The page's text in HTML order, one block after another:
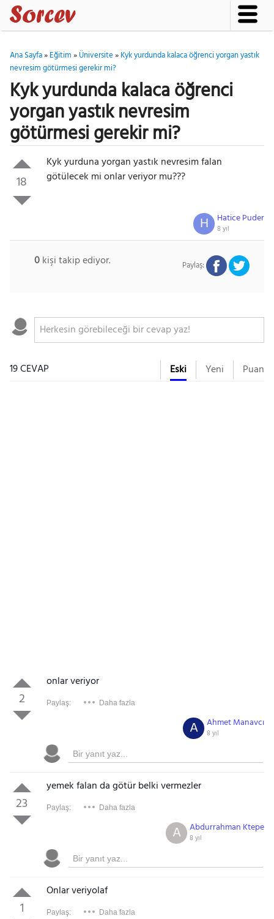
Ana Sayfa»Eğitim»Üniversite»Kyk yurdunda kalaca öğrenci yorgan yastık
nevresim götürmesi gerekir mi?
Kyk yurdunda kalaca öğrenci
yorgan yastık nevresim
götürmesi gerekir mi?
18
Kyk yurduna yorgan yastık nevresim falan
götülecek mi onlar veriyor mu???
Hatice Puder
8 yıl
H
0kişi takip ediyor. Paylaş:
19 CEVAP Eski Yeni Puan
2
onlar veriyor
Paylaş: Daha fazla
Ahmet Manavcı
8 yıl
A
23
yemek falan da götür belki vermezler
Paylaş: Daha fazla
Abdurrahman Ktepe
8 yıl
A
1
Onlar veriyolaf
Paylaş: Daha fazla